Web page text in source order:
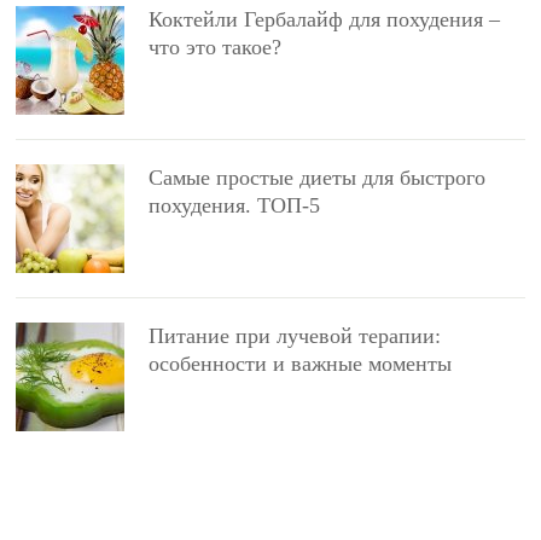
Коктейли Гербалайф для похудения –
что это такое?
Самые простые диеты для быстрого
похудения. ТОП-5
Питание при лучевой терапии:
особенности и важные моменты